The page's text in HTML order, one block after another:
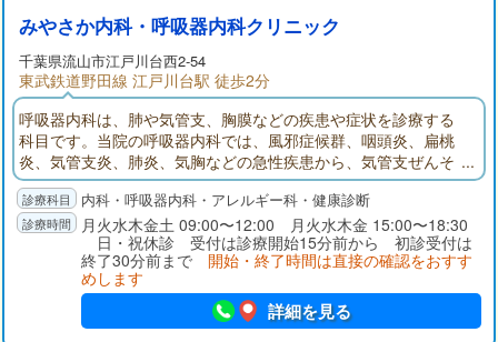
みやさか内科・呼吸器内科クリニック
千葉県流山市江戸川台西2-54
東武鉄道野田線 江戸川台駅 徒歩2分
呼吸器内科は、肺や気管支、胸膜などの疾患や症状を診療する
科目です。当院の呼吸器内科では、風邪症候群、咽頭炎、扁桃
炎、気管支炎、肺炎、気胸などの急性疾患から、気管支ぜんそ
く、OPD（慢性閉塞性肺疾患）、肺結核、気管支拡張症などの
慢性疾患まで、様々な呼吸器疾患の診断と治療、および管理を
行っております。生活習慣病の継続的な治療もサポートいたし
ます。皆さまの主治医として末永くお付き合いをさせて頂けれ
ば幸いです。
内科・呼吸器内科・アレルギー科・健康診断
月火水木金土 09:00〜12:00 月火水木金 15:00〜18:30
日・祝休診 受付は診療開始15分前から 初診受付は
終了30分前まで 開始・終了時間は直接の確認をおすす
めします
詳細を見る